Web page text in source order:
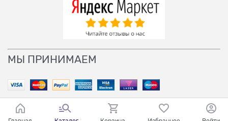
МЫ ПРИНИМАЕМ